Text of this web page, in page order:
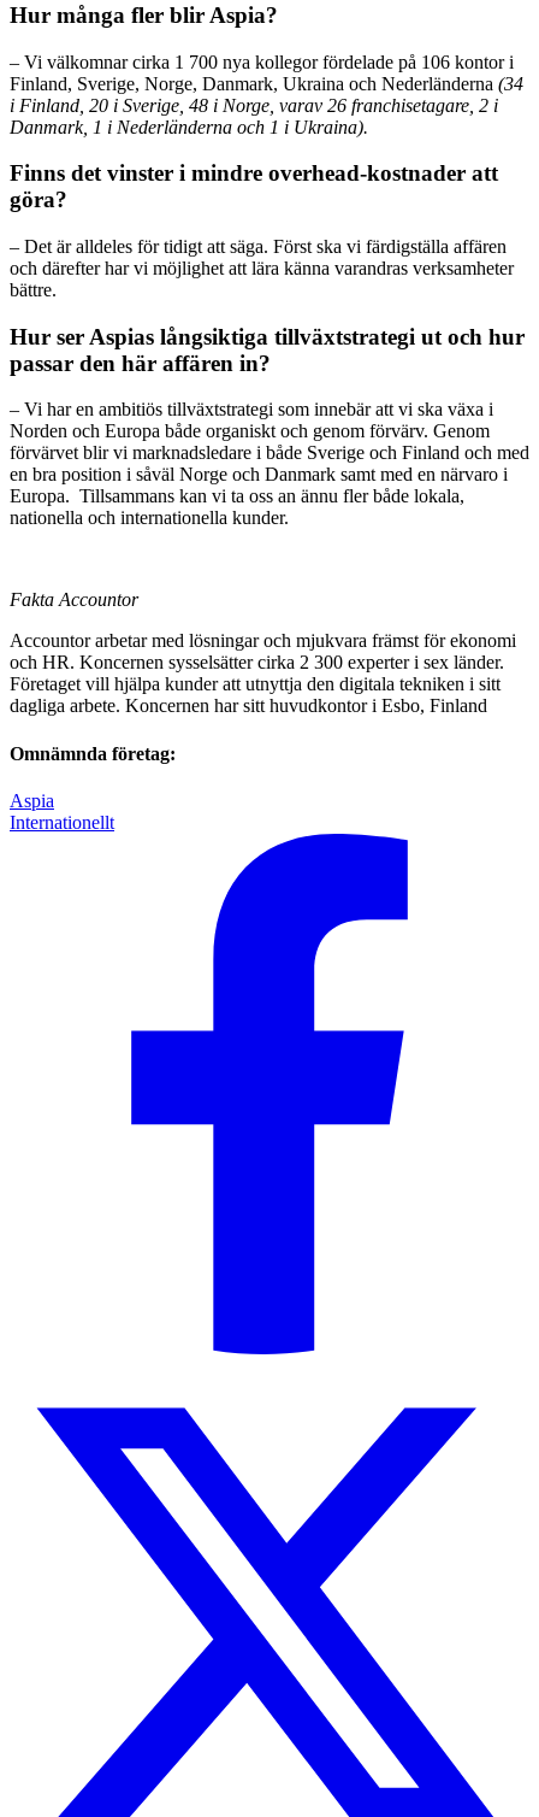
Hur många fler blir Aspia?
– Vi välkomnar cirka 1 700 nya kollegor fördelade på 106 kontor i
Finland, Sverige, Norge, Danmark, Ukraina och Nederländerna (34
i Finland, 20 i Sverige, 48 i Norge, varav 26 franchisetagare, 2 i
Danmark, 1 i Nederländerna och 1 i Ukraina).
Finns det vinster i mindre overhead-kostnader att
göra?
– Det är alldeles för tidigt att säga. Först ska vi färdigställa affären
och därefter har vi möjlighet att lära känna varandras verksamheter
bättre.
Hur ser Aspias långsiktiga tillväxtstrategi ut och hur
passar den här affären in?
– Vi har en ambitiös tillväxtstrategi som innebär att vi ska växa i
Norden och Europa både organiskt och genom förvärv. Genom
förvärvet blir vi marknadsledare i både Sverige och Finland och med
en bra position i såväl Norge och Danmark samt med en närvaro i
Europa. Tillsammans kan vi ta oss an ännu fler både lokala,
nationella och internationella kunder.
Fakta Accountor
Accountor arbetar med lösningar och mjukvara främst för ekonomi
och HR. Koncernen sysselsätter cirka 2 300 experter i sex länder.
Företaget vill hjälpa kunder att utnyttja den digitala tekniken i sitt
dagliga arbete. Koncernen har sitt huvudkontor i Esbo, Finland
Omnämnda företag:
Aspia
Internationellt